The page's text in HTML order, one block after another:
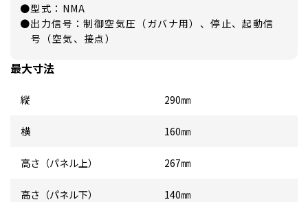
●型式：NMA
●出力信号：制御空気圧（ガバナ用）、停止、起動信
号（空気、接点）
最大寸法
縦 290㎜
横 160㎜
高さ（パネル上） 267㎜
高さ（パネル下） 140㎜